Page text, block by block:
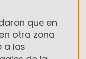
que en
otra zona
a las